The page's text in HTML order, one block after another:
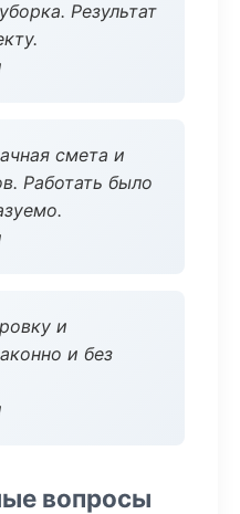
Результат
смета и
Работать было
и
и без
вопросы